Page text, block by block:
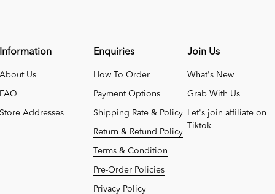
Information
About Us
FAQ
Store Addresses
Enquiries
How To Order
Payment Options
Shipping Rate & Policy
Return & Refund Policy
Terms & Condition
Pre-Order Policies
Privacy Policy
Join Us
What's New
Grab With Us
Let's join affiliate on
Tiktok